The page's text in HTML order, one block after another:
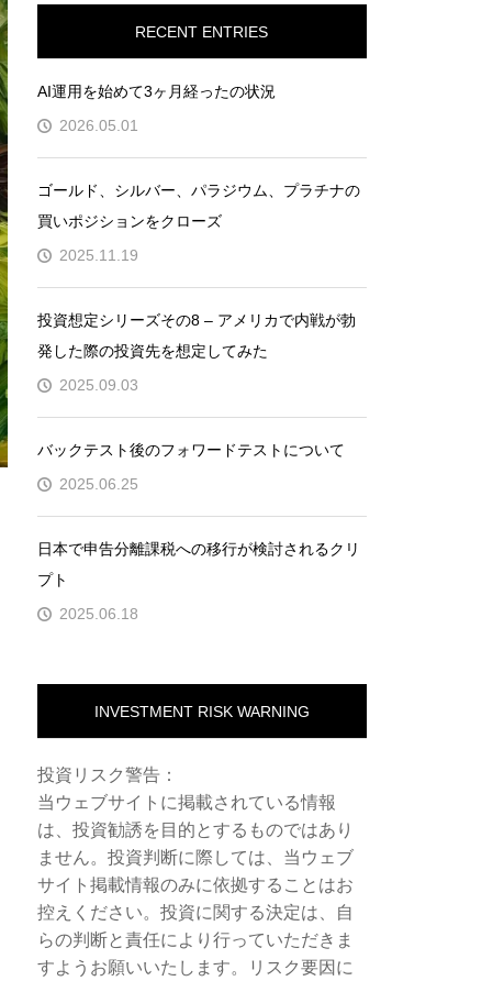
RECENT ENTRIES
AI運用を始めて3ヶ月経ったの状況
2026.05.01
ゴールド、シルバー、パラジウム、プラチナの
買いポジションをクローズ
2025.11.19
投資想定シリーズその8 – アメリカで内戦が勃
発した際の投資先を想定してみた
2025.09.03
バックテスト後のフォワードテストについて
2025.06.25
日本で申告分離課税への移行が検討されるクリ
プト
2025.06.18
INVESTMENT RISK WARNING
投資リスク警告：
当ウェブサイトに掲載されている情報
は、投資勧誘を目的とするものではあり
ません。投資判断に際しては、当ウェブ
サイト掲載情報のみに依拠することはお
控えください。投資に関する決定は、自
らの判断と責任により行っていただきま
すようお願いいたします。リスク要因に